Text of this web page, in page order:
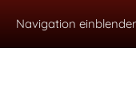
Navigation